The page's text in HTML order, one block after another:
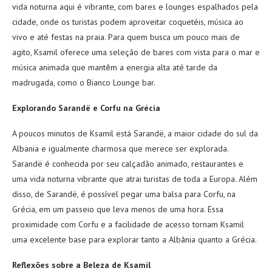
vida noturna aqui é vibrante, com bares e lounges espalhados pela
cidade, onde os turistas podem aproveitar coquetéis, música ao
vivo e até festas na praia. Para quem busca um pouco mais de
agito, Ksamil oferece uma seleção de bares com vista para o mar e
música animada que mantêm a energia alta até tarde da
madrugada, como o Bianco Lounge bar.
Explorando Sarandë e Corfu na Grécia
A poucos minutos de Ksamil está Sarandë, a maior cidade do sul da
Albania e igualmente charmosa que merece ser explorada.
Sarandë é conhecida por seu calçadão animado, restaurantes e
uma vida noturna vibrante que atrai turistas de toda a Europa. Além
disso, de Sarandë, é possível pegar uma balsa para Corfu, na
Grécia, em um passeio que leva menos de uma hora. Essa
proximidade com Corfu e a facilidade de acesso tornam Ksamil
uma excelente base para explorar tanto a Albânia quanto a Grécia.
Reflexões sobre a Beleza de Ksamil